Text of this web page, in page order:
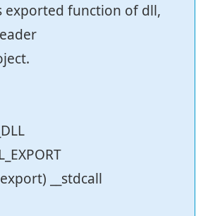
exported function of dll,
__stdcall